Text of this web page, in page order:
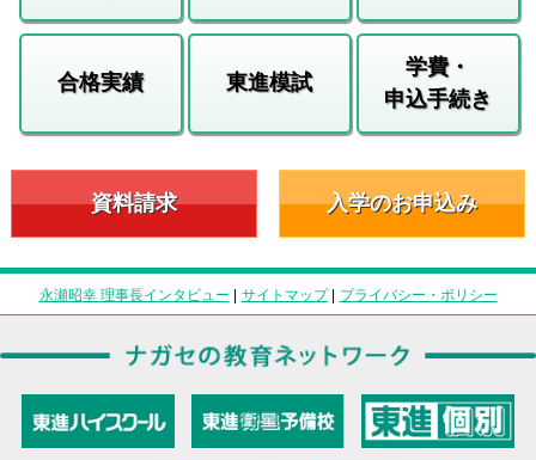
合格実績 東進模試
学費・
申込手続き
資料請求 入学のお申込み
永瀬昭幸 理事長インタビュー | サイトマップ| プライバシー・ポリシー